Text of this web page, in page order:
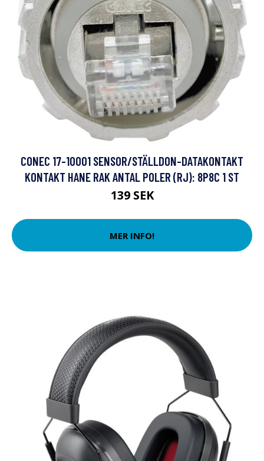
CONEC 17-10001 SENSOR/STÄLLDON-DATAKONTAKT
KONTAKT HANE RAK ANTAL POLER (RJ): 8P8C 1 ST
139 SEK
MER INFO!